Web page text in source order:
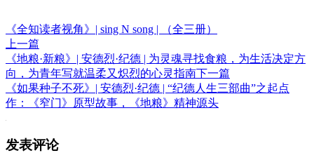
《全知读者视角》| sing N song | （全三册）
上一篇
《地粮·新粮》| 安德烈·纪德 | 为灵魂寻找食粮，为生活决定方
向，为青年写就温柔又炽烈的心灵指南下一篇
《如果种子不死》| 安德烈·纪德 | “纪德人生三部曲”之起点
作：《窄门》原型故事，《地粮》精神源头
发表评论